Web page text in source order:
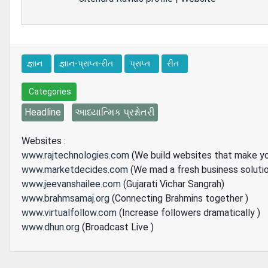
જ્ઞાન જ્ઞાન-પ્રાપ્ત-રીત પ્રાપ્ત રીત
Categories
Headline આધ્યાત્મિક પ્રશ્નોતરી
Websites :
www.rajtechnologies.com (We build websites that make
www.marketdecides.com (We mad a fresh business
www.jeevanshailee.com (Gujarati Vichar Sangrah)
www.brahmsamaj.org (Connecting Brahmins together )
www.virtualfollow.com (Increase followers dramatically )
www.dhun.org (Broadcast Live )